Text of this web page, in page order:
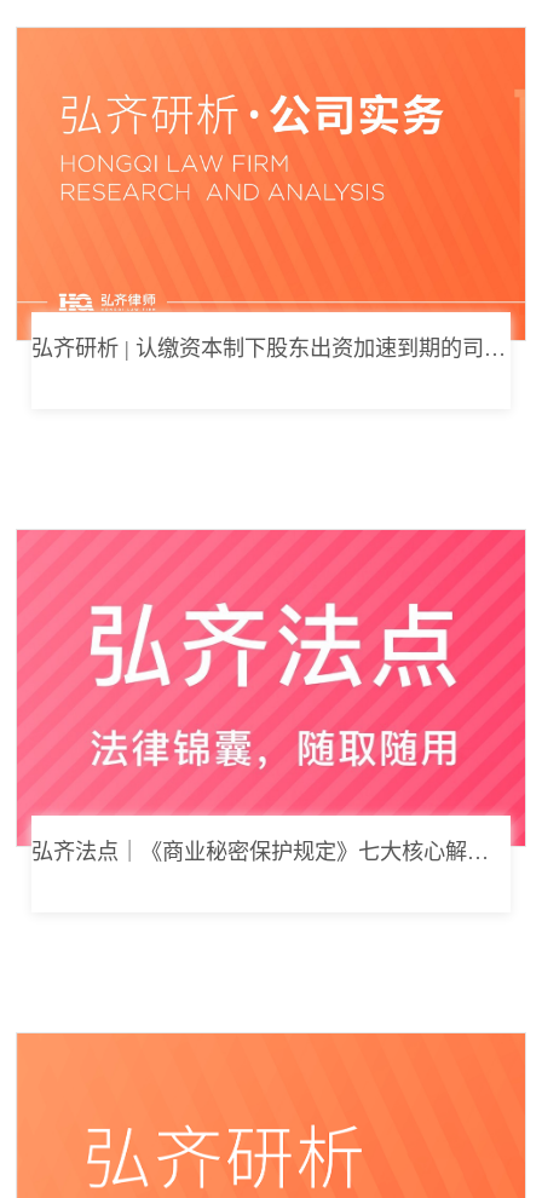
弘齐研析 | 认缴资本制下股东出资加速到期的司法边界与例外体系
弘齐法点｜《商业秘密保护规定》七大核心解读，浅谈企业商业秘密合规管理新思路